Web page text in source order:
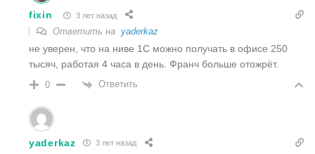
fixin 3 лет назад
Ответить на yaderkaz
не уверен, что на ниве 1С можно получать в офисе 250
тысяч, работая 4 часа в день. Франч больше отожрёт.
0 Ответить
yaderkaz 3 лет назад